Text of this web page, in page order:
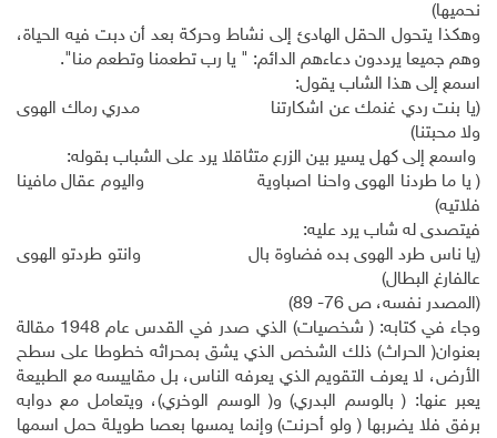
نحميها)
وهكذا يتحول الحقل الهادئ إلى نشاط وحركة بعد أن دبت فيه الحياة،
وهم جميعا يرددون دعاءهم الدائم: " يا رب تطعمنا وتطعم منا".
اسمع إلى هذا الشاب يقول:
(يا بنت ردي غنمك عن اشكارتنا مدري رماك الهوى
ولا محبتنا)
واسمع إلى كهل يسير بين الزرع متثاقلا يرد على الشباب بقوله:
( يا ما طردنا الهوى واحنا اصباوية واليوم عقال مافينا
فلاتيه)
فيتصدى له شاب يرد عليه:
(يا ناس طرد الهوى بده فضاوة بال وانتو طردتو الهوى
عالفارغ البطال)
(المصدر نفسه، ص 76- 89)
وجاء في كتابه: ( شخصيات) الذي صدر في القدس عام 1948 مقالة
بعنوان( الحراث) ذلك الشخص الذي يشق بمحراثه خطوطا على سطح
الأرض، لا يعرف التقويم الذي يعرفه الناس، بل مقاييسه مع الطبيعة
يعبر عنها: ( بالوسم البدري) و( الوسم الوخري)، ويتعامل مع دوابه
برفق فلا يضربها ( ولو أحرنت) وإنما يمسها بعصا طويلة حمل اسمها